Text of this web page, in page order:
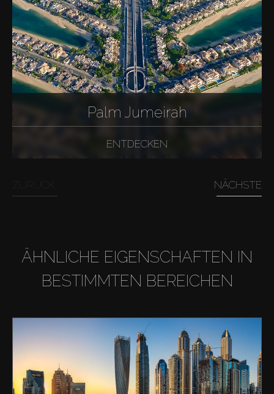
Kaufen
Palm Jumeirah
ENTDECKEN
NÄCHSTE
ÄHNLICHE EIGENSCHAFTEN IN
BESTIMMTEN BEREICHEN